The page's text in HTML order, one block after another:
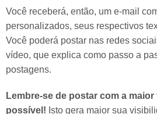
Você receberá, então, um e-mail
personalizados, seus respectivos
Você poderá postar nas redes
vídeo, que explica como passo a
postagens.
Lembre-se de postar com a
possível! Isto gera maior sua